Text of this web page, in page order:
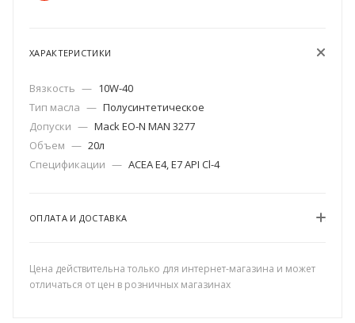
ХАРАКТЕРИСТИКИ
Вязкость — 10W-40
Тип масла — Полусинтетическое
Допуски — Mack EO-N MAN 3277
Объем — 20л
Спецификации — АСЕА Е4, Е7 API Cl-4
ОПЛАТА И ДОСТАВКА
Цена действительна только для интернет-магазина и может
отличаться от цен в розничных магазинах